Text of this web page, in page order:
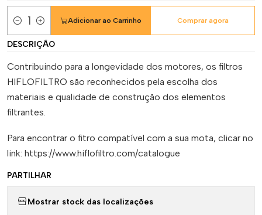
Quantidade
Adicionar ao Carrinho Comprar agora
DESCRIÇÃO
Contribuindo para a longevidade dos motores, os filtros
HIFLOFILTRO são reconhecidos pela escolha dos
materiais e qualidade de construção dos elementos
filtrantes.
Para encontrar o fitro compatível com a sua mota, clicar no
link: https://www.hiflofiltro.com/catalogue
PARTILHAR
Mostrar stock das localizações